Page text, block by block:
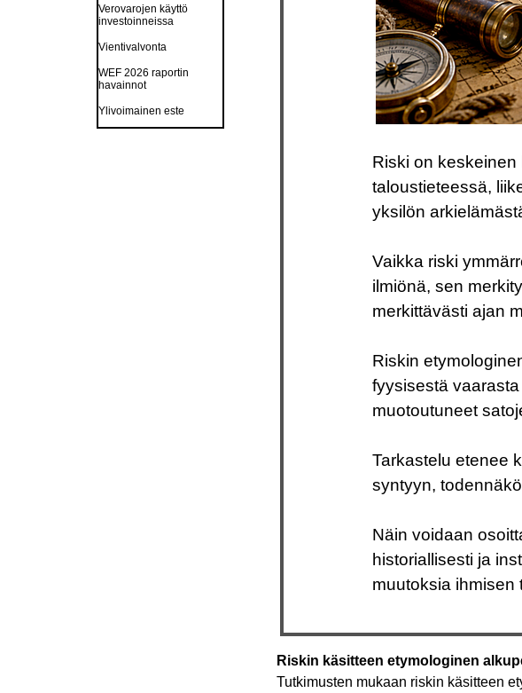
Verovarojen käyttö
investoinneissa
Vientivalvonta
WEF 2026 raportin
havainnot
Ylivoimainen este
Riski on
taloustieteessä,
yksilön
Vaikka riski
ilmiönä, sen
merkittävästi ajan
Riskin
fyysisestä
muotoutuneet
Tarkastelu etenee
syntyyn,
Näin voidaan
historiallisesti ja
muutoksia ihmisen
Riskin käsitteen etymologinen
Tutkimusten mukaan riskin käsitteen